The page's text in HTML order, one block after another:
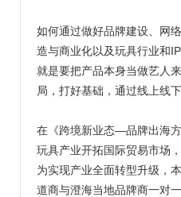
如何通过做好品牌建设、网
造与商业化以及玩具行业和
就是要把产品本身当做艺人
局，打好基础，通过线上线
在《跨境新业态—品牌出海
玩具产业开拓国际贸易市场
为实现产业全面转型升级，
道商与澄海当地品牌商一对